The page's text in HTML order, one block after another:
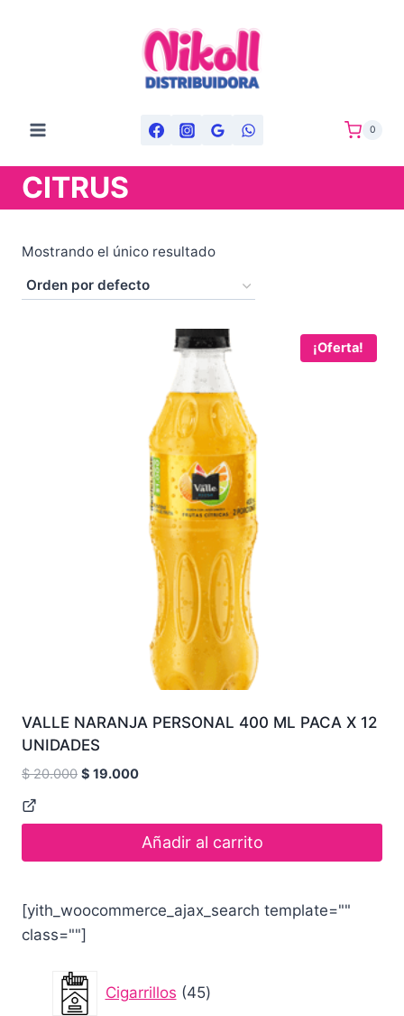
0
CITRUS
Mostrando el único resultado
¡Oferta!
VALLE NARANJA PERSONAL 400 ML PACA X 12
UNIDADES
$20.000 Original
$ 19.000Current
$ 19.000.
Añadir al carrito
[yith_woocommerce_ajax_search template=""
class=""]
Cigarrillos 45
productos